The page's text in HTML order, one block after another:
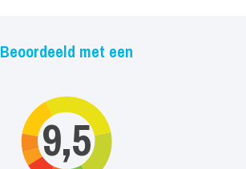
Beoordeeld met een
9,5